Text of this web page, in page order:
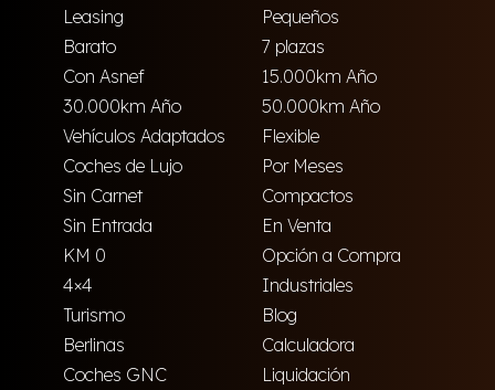
Leasing
Pequeños
Barato
7 plazas
Con Asnef
15.000km Año
30.000km Año
50.000km Año
Vehículos Adaptados
Flexible
Coches de Lujo
Por Meses
Sin Carnet
Compactos
Sin Entrada
En Venta
KM 0
Opción a Compra
4×4
Industriales
Turismo
Blog
Berlinas
Calculadora
Coches GNC
Liquidación